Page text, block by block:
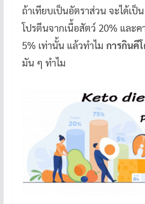
ถ้าเทียบเป็นอัตราส่วน จะได้เป็
โปรตีนจากเนื้อสัตว์ 20% และค
5% เท่านั้น แล้วทำไม การกินคี
มัน ๆ ทำไม